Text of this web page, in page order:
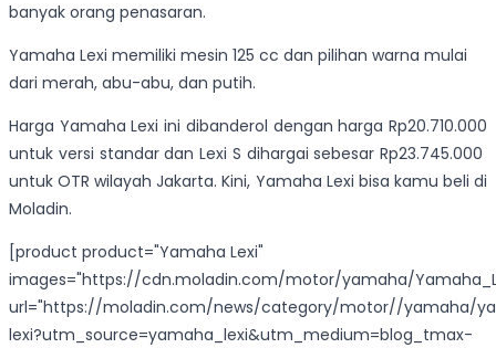
banyak orang penasaran.
Yamaha Lexi memiliki mesin 125 cc dan pilihan warna mulai
dari merah, abu-abu, dan putih.
Harga Yamaha Lexi ini dibanderol dengan harga Rp20.710.000
untuk versi standar dan Lexi S dihargai sebesar Rp23.745.000
untuk OTR wilayah Jakarta. Kini, Yamaha Lexi bisa kamu beli di
Moladin.
[product product="Yamaha Lexi"
images="https://cdn.moladin.com/motor/yamaha/
url="https://moladin.com/news/category/motor//yamaha/
lexi?utm_source=yamaha_lexi&utm_medium=blog_tmax-